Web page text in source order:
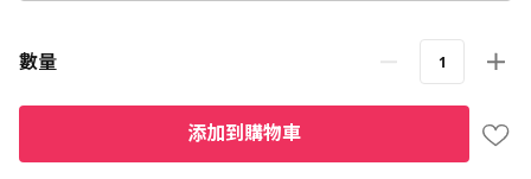
數量
添加到購物車